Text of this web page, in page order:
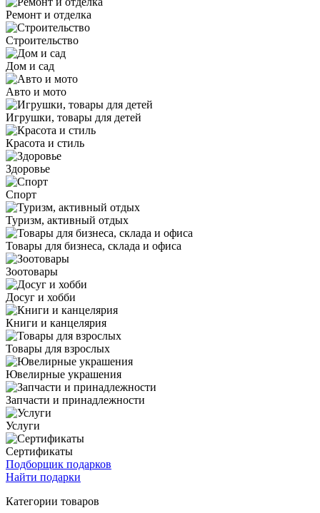
Ремонт и отделка
Строительство
Дом и сад
Авто и мото
Игрушки, товары для детей
Красота и стиль
Здоровье
Спорт
Туризм, активный отдых
Товары для бизнеса, склада и офиса
Зоотовары
Досуг и хобби
Книги и канцелярия
Товары для взрослых
Ювелирные украшения
Запчасти и принадлежности
Услуги
Сертификаты
Подборщик подарков
Найти подарки
Категории товаров